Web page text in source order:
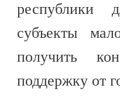
республики
субъекты
получить
поддержку от